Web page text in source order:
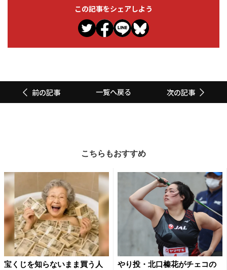
この記事をシェアしよう
前の記事 一覧へ戻る 次の記事
こちらもおすすめ
宝くじを知らないまま買う人
やり投・北口榛花がチェコの